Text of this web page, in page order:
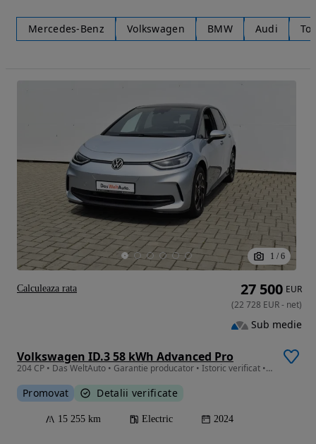
Mercedes-Benz Volkswagen BMW Audi
1 / 6
Volkswagen ID.3 58 kWh Advanced Pro
204 CP • Das WeltAuto • Garantie producator • Istoric verificat • Finantare
Promovat Detalii verificate
15 255 km Electric 2024
27 500 EUR
(22 728 EUR- net)
Sub medie
Calculeaza rata